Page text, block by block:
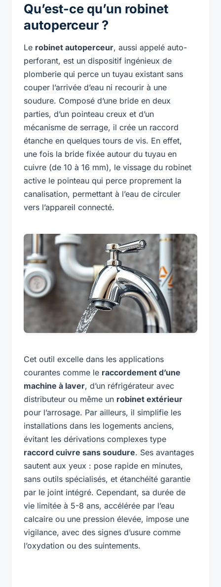
Qu’est-ce qu’un robinet
autoperceur ?
Le robinet autoperceur, aussi appelé auto-
perforant, est un dispositif ingénieux de
plomberie qui perce un tuyau existant sans
couper l’arrivée d’eau ni recourir à une
soudure. Composé d’une bride en deux
parties, d’un pointeau creux et d’un
mécanisme de serrage, il crée un raccord
étanche en quelques tours de vis. En effet,
une fois la bride fixée autour du tuyau en
cuivre (de 10 à 16 mm), le vissage du robinet
active le pointeau qui perce proprement la
canalisation, permettant à l’eau de circuler
vers l’appareil connecté.
Cet outil excelle dans les applications
courantes comme le raccordement d’une
machine à laver, d’un réfrigérateur avec
distributeur ou même un robinet extérieur
pour l’arrosage. Par ailleurs, il simplifie les
installations dans les logements anciens,
évitant les dérivations complexes type
raccord cuivre sans soudure. Ses avantages
sautent aux yeux : pose rapide en minutes,
sans outils spécialisés, et étanchéité garantie
par le joint intégré. Cependant, sa durée de
vie limitée à 5-8 ans, accélérée par l’eau
calcaire ou une pression élevée, impose une
vigilance, avec des signes d’usure comme
l’oxydation ou des suintements.